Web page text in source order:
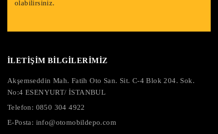
olabilirsiniz.
İLETİŞİM BİLGİLERİMİZ
Akşemseddin Mah. Fatih Oto San. Sit. C-4 Blok 204. Sok.
No:4 ESENYURT/ İSTANBUL
Telefon: 0850 304 4922
E-Posta: info@otomobildepo.com